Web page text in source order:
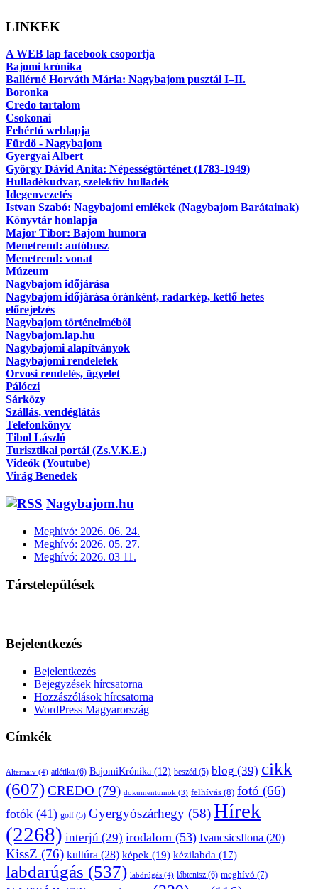
LINKEK
A WEB lap facebook csoportja
Bajomi krónika
Ballérné Horváth Mária: Nagybajom pusztái I–II.
Boronka
Credo tartalom
Csokonai
Fehértó weblapja
Fürdő - Nagybajom
Gyergyai Albert
György Dávid Anita: Népességtörténet (1783-1949)
Hulladékudvar, szelektív hulladék
Idegenvezetés
Istvan Szabó: Nagybajomi emlékek (Nagybajom Barátainak)
Könyvtár honlapja
Major Tibor: Bajom humora
Menetrend: autóbusz
Menetrend: vonat
Múzeum
Nagybajom időjárása
Nagybajom időjárása óránként, radarkép, kettő hetes
előrejelzés
Nagybajom történelméből
Nagybajom.lap.hu
Nagybajomi alapítványok
Nagybajomi rendeletek
Orvosi rendelés, ügyelet
Pálóczi
Sárközy
Szállás, vendéglátás
Telefonkönyv
Tibol László
Turisztikai portál (Zs.V.K.E.)
Videók (Youtube)
Virág Benedek
Nagybajom.hu
Meghívó: 2026. 06. 24.
Meghívó: 2026. 05. 27.
Meghívó: 2026. 03 11.
Társtelepülések
Bejelentkezés
Bejelentkezés
Bejegyzések hírcsatorna
Hozzászólások hírcsatorna
WordPress Magyarország
Címkék
Alternaiv (4) atlétika (6) BajomiKrónika (12) beszéd (5) blog (39) cikk
(607)CREDO (79) dokumentumok (3) felhívás (8) fotó (66)
fotók (41) golf (5) Gyergyószárhegy (58)Hírek
(2268) interjú (29) irodalom (53) IvancsicsIlona (20)
KissZ (76) kultúra (28) képek (19) kézilabda (17)
labdarúgás (537) labdrúgás (4) lábtenisz (6) meghívó (7)